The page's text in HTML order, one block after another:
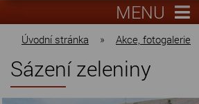
MENU
Úvodní stránka » Akce, fotogalerie
Sázení zeleniny